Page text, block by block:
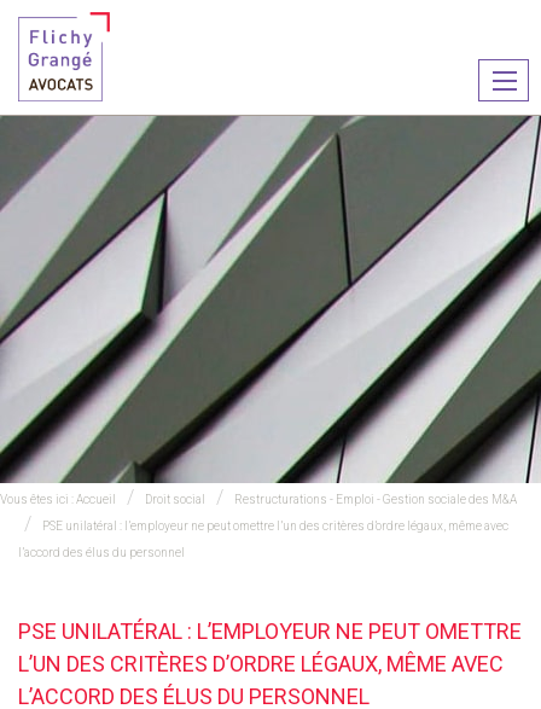
le
Vous êtes ici :Accueil Droit social
Restructurations - Emploi - Gestion sociale des M&A
PSE unilatéral : l’employeur ne peut omettre l’un des critères d’ordre légaux, même avec
l’accord des élus du personnel
PSE UNILATÉRAL : L’EMPLOYEUR NE PEUT OMETTRE
L’UN DES CRITÈRES D’ORDRE LÉGAUX, MÊME AVEC
L’ACCORD DES ÉLUS DU PERSONNEL